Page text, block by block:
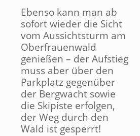
Ebenso kann man ab
sofort wieder die Sicht
vom Aussichtsturm am
Oberfrauenwald
genießen – der Aufstieg
muss aber über den
Parkplatz gegenüber
der Bergwacht sowie
die Skipiste erfolgen,
der Weg durch den
Wald ist gesperrt!